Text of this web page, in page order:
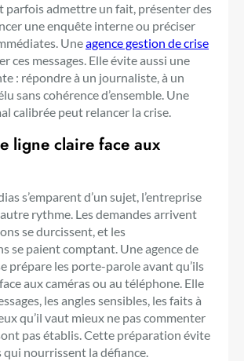
parfois admettre un fait, présenter des
une enquête interne ou préciser
Uneagence gestion de crise
ces messages. Elle évite aussi une
: répondre à un journaliste, à un
sans cohérence d’ensemble. Une
calibrée peut relancer la crise.
ligne claire face aux
s’emparent d’un sujet, l’entreprise
rythme. Les demandes arrivent
se durcissent, et les
se paient comptant. Une agence de
prépare les porte-parole avant qu’ils
aux caméras ou au téléphone. Elle
les angles sensibles, les faits à
qu’il vaut mieux ne pas commenter
pas établis. Cette préparation évite
qui nourrissent la défiance.